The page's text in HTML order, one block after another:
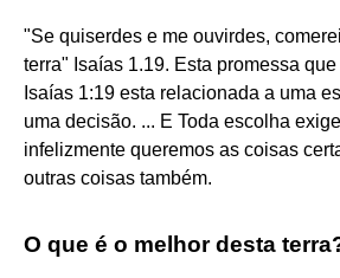
"Se quiserdes e me ouvirdes,
terra" Isaías 1.19. Esta promessa
Isaías 1:19 esta relacionada a uma
uma decisão. ... E Toda escolha
infelizmente queremos as coisas
outras coisas também.
O que é o melhor desta